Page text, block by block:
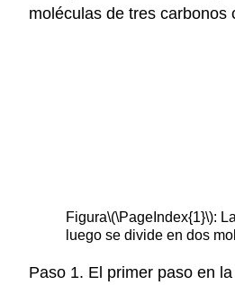
moléculas de tres carbonos
Figura\(\PageIndex{1}\):
luego se divide en dos
Paso 1. El primer paso en